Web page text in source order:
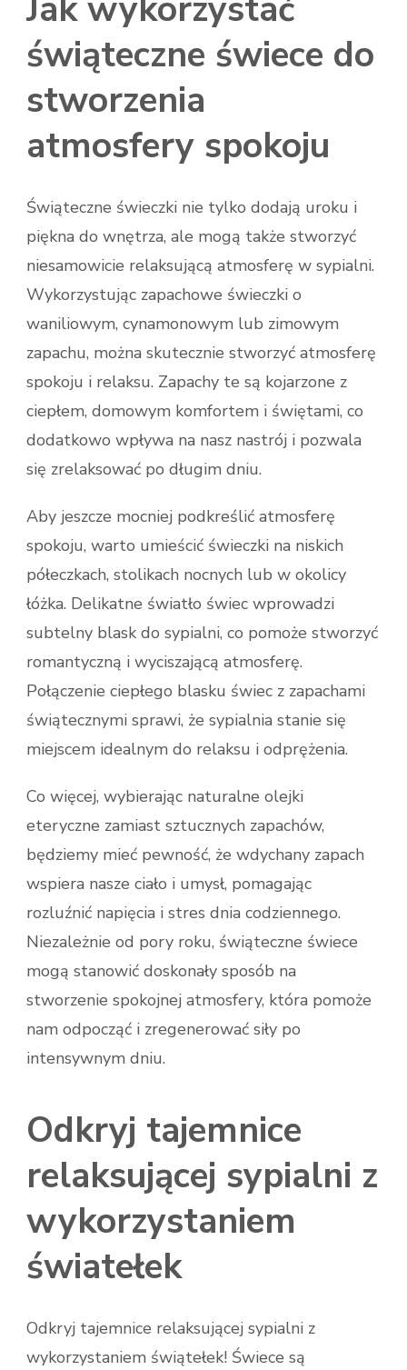
świąteczne świece do
stworzenia
atmosfery spokoju
Świąteczne świeczki nie tylko dodają uroku i
piękna do wnętrza, ale mogą także stworzyć
niesamowicie relaksującą atmosferę w sypialni.
Wykorzystując zapachowe świeczki o
waniliowym, cynamonowym lub zimowym
zapachu, można skutecznie stworzyć atmosferę
spokoju i relaksu. Zapachy te są kojarzone z
ciepłem, domowym komfortem i świętami, co
dodatkowo wpływa na nasz nastrój i pozwala
się zrelaksować po długim dniu.
Aby jeszcze mocniej podkreślić atmosferę
spokoju, warto umieścić świeczki na niskich
półeczkach, stolikach nocnych lub w okolicy
łóżka. Delikatne światło świec wprowadzi
subtelny blask do sypialni, co pomoże stworzyć
romantyczną i wyciszającą atmosferę.
Połączenie ciepłego blasku świec z zapachami
świątecznymi sprawi, że sypialnia stanie się
miejscem idealnym do relaksu i odprężenia.
Co więcej, wybierając naturalne olejki
eteryczne zamiast sztucznych zapachów,
będziemy mieć pewność, że wdychany zapach
wspiera nasze ciało i umysł, pomagając
rozluźnić napięcia i stres dnia codziennego.
Niezależnie od pory roku, świąteczne świece
mogą stanowić doskonały sposób na
stworzenie spokojnej atmosfery, która pomoże
nam odpocząć i zregenerować siły po
intensywnym dniu.
Odkryj tajemnice
relaksującej sypialni z
wykorzystaniem
światełek
Odkryj tajemnice relaksującej sypialni z
wykorzystaniem świątełek! Świece są